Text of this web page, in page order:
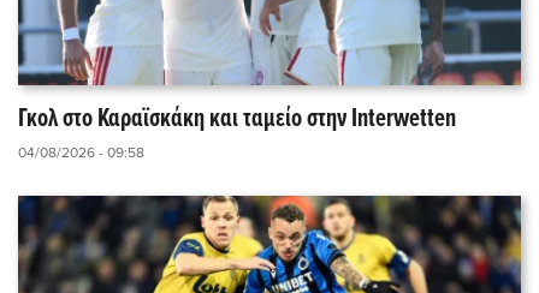
Γκολ στο Καραϊσκάκη και ταμείο στην Interwetten
04/08/2026 - 09:58